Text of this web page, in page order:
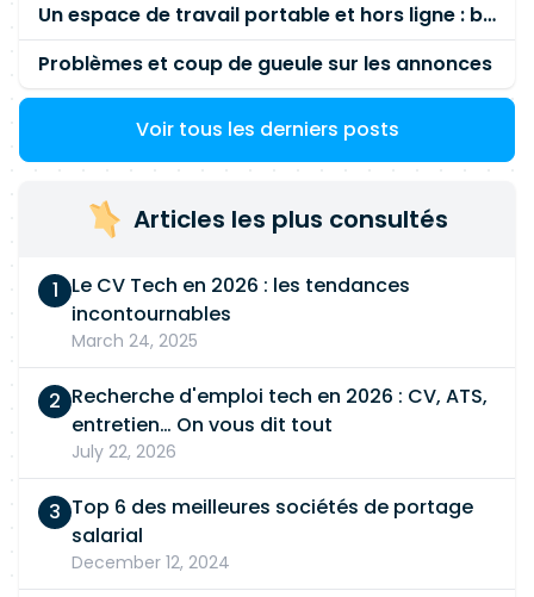
Un espace de travail portable et hors ligne : besoin réel ou fausse bonne idée ?
Problèmes et coup de gueule sur les annonces
Voir tous les derniers posts
Articles les plus consultés
Le CV Tech en 2026 : les tendances
incontournables
March 24, 2025
Recherche d'emploi tech en 2026 : CV, ATS,
entretien… On vous dit tout
July 22, 2026
Top 6 des meilleures sociétés de portage
salarial
December 12, 2024